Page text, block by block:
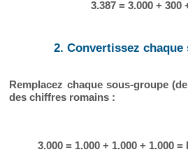
3.387 = 3.000 + 300
2. Convertissez chaque
Remplacez chaque sous-groupe
des chiffres romains :
3.000 = 1.000 + 1.000 + 1.000